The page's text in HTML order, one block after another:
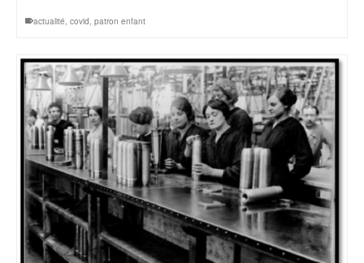
actualité, covid, patron enfant